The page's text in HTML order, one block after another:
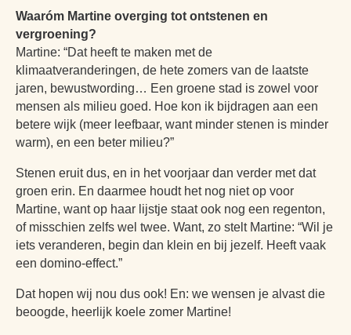
KINDERFEESTJE
BRUIKLENEN
CONTACT
Waaróm Martine overging tot ontstenen en
vergroening?
Martine: “Dat heeft te maken met de
klimaatveranderingen, de hete zomers van de laatste
jaren, bewustwording… Een groene stad is zowel voor
mensen als milieu goed. Hoe kon ik bijdragen aan een
betere wijk (meer leefbaar, want minder stenen is minder
warm), en een beter milieu?”
Stenen eruit dus, en in het voorjaar dan verder met dat
groen erin. En daarmee houdt het nog niet op voor
Martine, want op haar lijstje staat ook nog een regenton,
of misschien zelfs wel twee. Want, zo stelt Martine: “Wil je
iets veranderen, begin dan klein en bij jezelf. Heeft vaak
een domino-effect.”
Dat hopen wij nou dus ook! En: we wensen je alvast die
beoogde, heerlijk koele zomer Martine!